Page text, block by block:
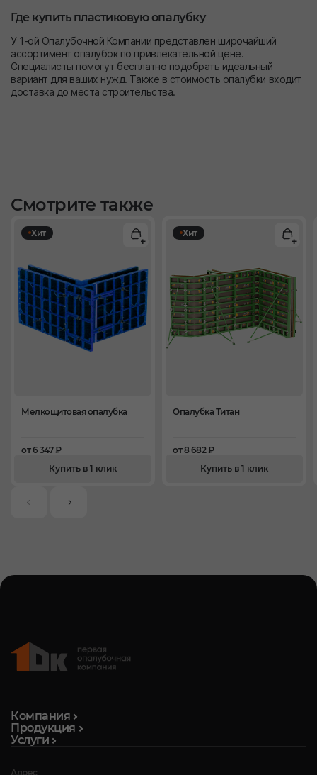
Где купить пластиковую опалубку
У 1-ой Опалубочной Компании представлен широчайший
ассортимент опалубок по привлекательной цене.
Специалисты помогут бесплатно подобрать идеальный
вариант для ваших нужд. Также в стоимость опалубки входит
доставка до места строительства.
Смотрите также
Мелкощитовая опалубка
от 6 347 ₽
Купить в 1 клик
Хит
Опалубка Титан
от 8 682 ₽
Купить в 1 клик
Хит
Компания
Продукция
Услуги
Адрес